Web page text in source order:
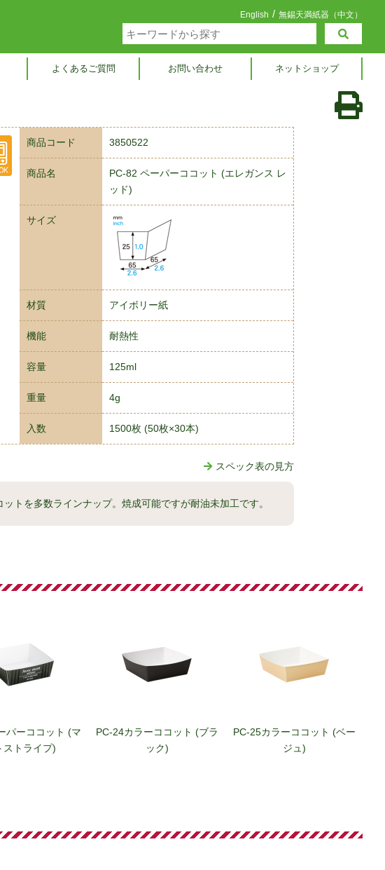
English / 無錫天満紙器（中文）
よくあるご質問 お問い合わせ ネットショップ
商品コード 3850522
商品名
PC-82 ペーパーココット (エレガンス レ
ッド)
サイズ
材質 アイボリー紙
機能 耐熱性
容量 125ml
重量 4g
入数 1500枚 (50枚×30本)
スペック表の見方
トを多数ラインナップ。焼成可能ですが耐油未加工です。
パーココット (マ
ストライプ)
PC-24カラーココット (ブラ
ック)
PC-25カラーココット (ベー
ジュ)